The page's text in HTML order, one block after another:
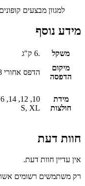
למגוון מבצעים
מידע נוסף
משקל
.6 ק"ג
מיקום
הדפסה
הדפס אחורי 20-28 סמ, הדפס קידמי 20-28 סמ
מידת
חולצות
S, XL
חוות דעת
אין עדיין חוות דעת.
רק משתמשים רשומים אשר